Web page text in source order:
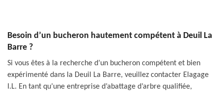
Besoin d’un bucheron hautement compétent à Deuil La
Barre ?
Si vous êtes à la recherche d’un bucheron compétent et bien
expérimenté dans la Deuil La Barre, veuillez contacter Elagage
I.L. En tant qu’une entreprise d’abattage d’arbre qualifiée,